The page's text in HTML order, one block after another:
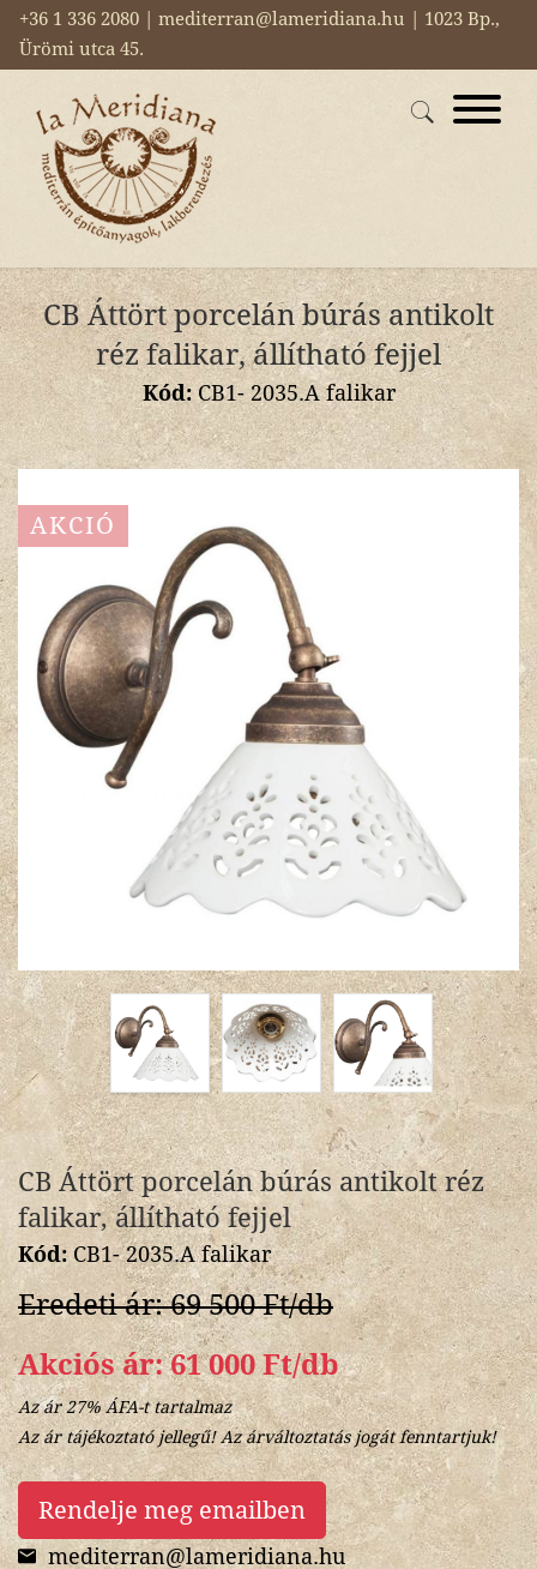
+36 1 336 2080 | mediterran@lameridiana.hu | 1023 Bp.,
Ürömi utca 45.
CB Áttört porcelán búrás antikolt
réz falikar, állítható fejjel
Kód:CB1- 2035.A falikar
AKCIÓ
CB Áttört porcelán búrás antikolt réz
falikar, állítható fejjel
Kód:CB1- 2035.A falikar
Eredeti ár: 69 500 Ft/db
Akciós ár: 61 000 Ft/db
Az ár 27% ÁFA-t tartalmaz
Az ár tájékoztató jellegű! Az árváltoztatás jogát fenntartjuk!
Rendelje meg emailben
mediterran@lameridiana.hu